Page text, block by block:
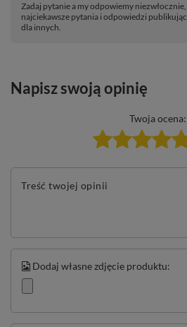
Zadaj pytanie a my odpowiemy niezwłocznie,
najciekawsze pytania i odpowiedzi publikując
dla innych.
Napisz swoją opinię
Twoja ocena:
Treść twojej opinii
Dodaj własne zdjęcie produktu: